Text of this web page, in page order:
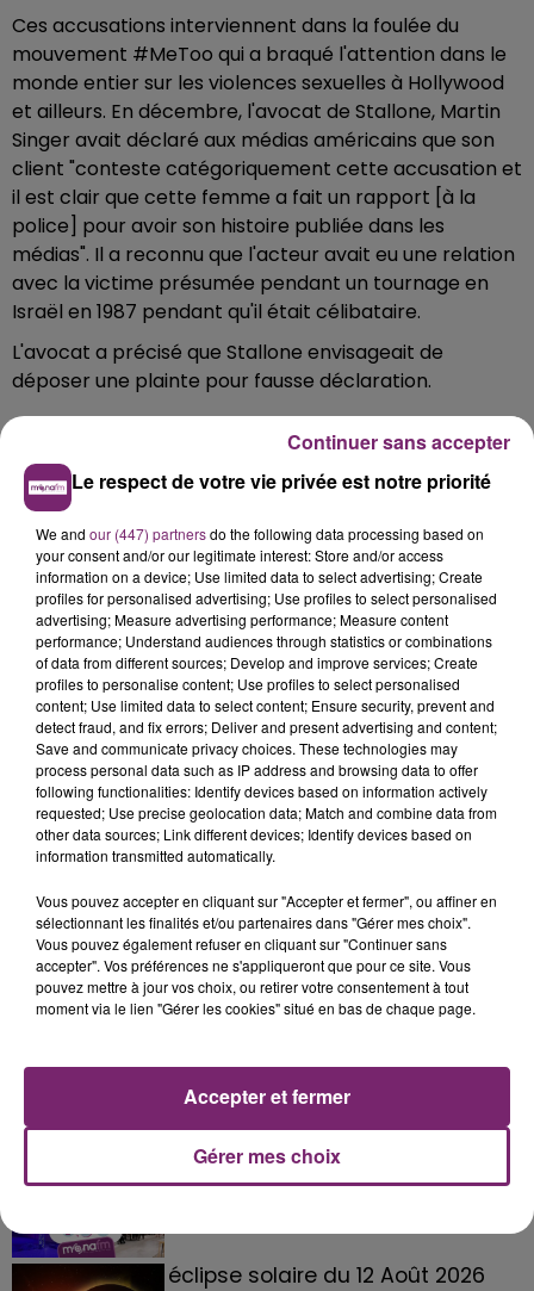
Ces accusations interviennent dans la foulée du
mouvement #MeToo qui a braqué l'attention dans le
monde entier sur les violences sexuelles à Hollywood
et ailleurs. En décembre, l'avocat de Stallone, Martin
Singer avait déclaré aux médias américains que son
client "conteste catégoriquement cette accusation et
il est clair que cette femme a fait un rapport [à la
police] pour avoir son histoire publiée dans les
médias". Il a reconnu que l'acteur avait eu une relation
avec la victime présumée pendant un tournage en
Israël en 1987 pendant qu'il était célibataire.
L'avocat a précisé que Stallone envisageait de
déposer une plainte pour fausse déclaration.
La Bulle - Guinguette éphémère
de Frelinghien !
éclipse solaire du 12 Août 2026
Le respect de votre vie privée est notre priorité
We and our (447) partnersdo the following data processing based on
your consent and/or our legitimate interest: Store and/or access
information on a device; Use limited data to select advertising; Create
profiles for personalised advertising; Use profiles to select personalised
advertising; Measure advertising performance; Measure content
performance; Understand audiences through statistics or combinations
of data from different sources; Develop and improve services; Create
profiles to personalise content; Use profiles to select personalised
content; Use limited data to select content; Ensure security, prevent and
detect fraud, and fix errors; Deliver and present advertising and content;
Save and communicate privacy choices. These technologies may
process personal data such as IP address and browsing data to offer
following functionalities: Identify devices based on information actively
requested; Use precise geolocation data; Match and combine data from
other data sources; Link different devices; Identify devices based on
information transmitted automatically.
Vous pouvez accepter en cliquant sur "Accepter et fermer", ou affiner en
sélectionnant les finalités et/ou partenaires dans "Gérer mes choix".
Vous pouvez également refuser en cliquant sur "Continuer sans
accepter". Vos préférences ne s'appliqueront que pour ce site. Vous
pouvez mettre à jour vos choix, ou retirer votre consentement à tout
moment via le lien "Gérer les cookies" situé en bas de chaque page.
Gérer mes choix
Accepter et fermer
Continuer sans accepter